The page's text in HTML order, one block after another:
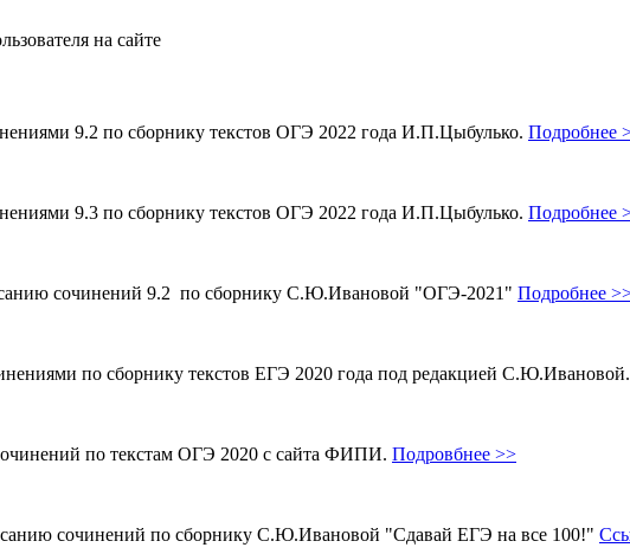
на сайте
9.2 по сборнику текстов ОГЭ 2022 года И.П.Цыбулько. Подробнее
9.3 по сборнику текстов ОГЭ 2022 года И.П.Цыбулько. Подробнее
сочинений 9.2 по сборнику С.Ю.Ивановой "ОГЭ-2021" Подробнее
по сборнику текстов ЕГЭ 2020 года под редакцией С.Ю.Ивановой.
по текстам ОГЭ 2020 с сайта ФИПИ. Подровбнее >>
сочинений по сборнику С.Ю.Ивановой "Сдавай ЕГЭ на все 100!"